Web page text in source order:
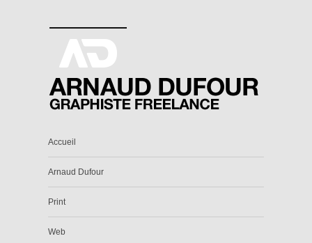
Accueil
Arnaud Dufour
Print
Web